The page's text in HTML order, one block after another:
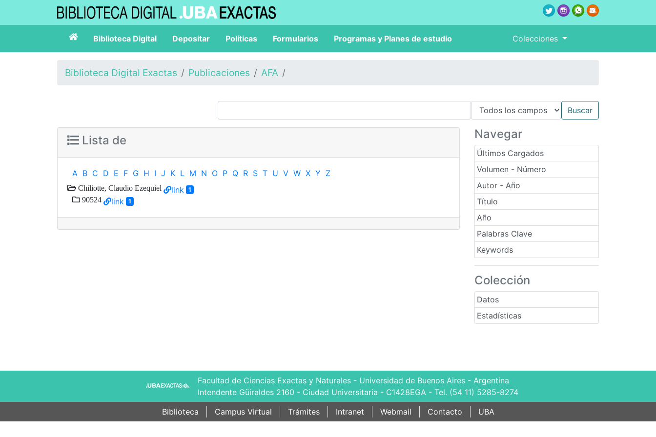
Biblioteca Digital Depositar Políticas Formularios Programas y Planes de estudio Colecciones
Biblioteca Digital Exactas Publicaciones AFA
Navegar
Últimos Cargados
Volumen - Número
Autor - Año
Título
Año
Palabras Clave
Keywords
Colección
Datos
Estadísticas
Lista de
A B C D E F G H I J K L M N O P Q R S T U V W X Y Z
Chiliotte, Claudio Ezequiel link 1
90524 link 1
Facultad de Ciencias Exactas y Naturales - Universidad de Buenos Aires - Argentina
Intendente Güiraldes 2160 - Ciudad Universitaria - C1428EGA - Tel. (54 11) 5285-8274
Biblioteca
Campus Virtual Trámites Intranet Webmail Contacto UBA